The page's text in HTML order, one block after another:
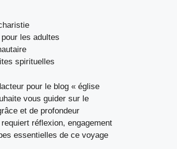
les adultes
spirituelles
pour le blog « église
vous guider sur le
et de profondeur
réflexion, engagement
essentielles de ce voyage